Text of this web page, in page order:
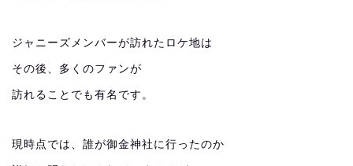
ジャニーズメンバーが訪れたロケ地は
その後、多くのファンが
訪れることでも有名です。
現時点では、誰が御金神社に行ったのか